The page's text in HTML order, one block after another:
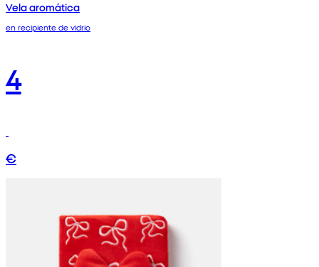
Vela aromática
en recipiente de vidrio
4
€